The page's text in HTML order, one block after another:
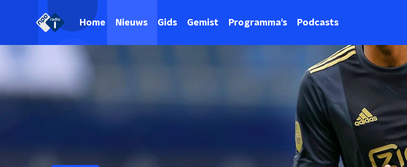
Home Nieuws Gids Gemist Programma's Podcasts